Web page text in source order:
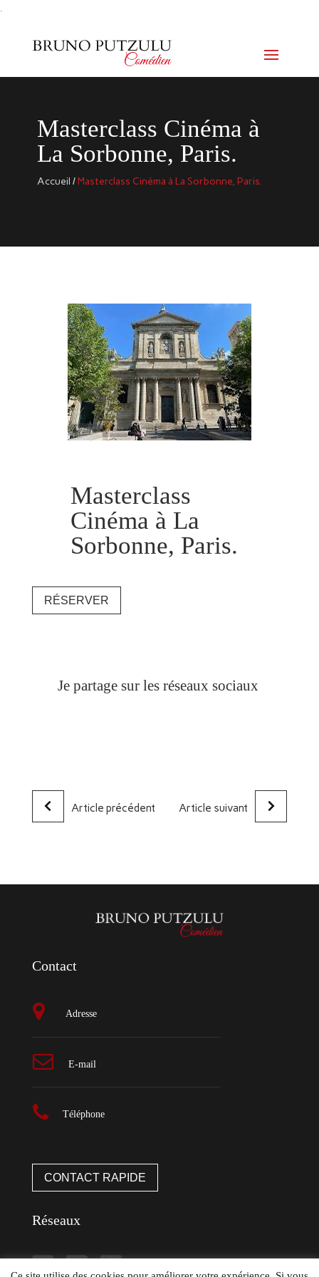
.
Masterclass Cinéma à
La Sorbonne, Paris.
Accueil /Masterclass Cinéma à La Sorbonne, Paris.
Masterclass
Cinéma à La
Sorbonne, Paris.
RÉSERVER
Je partage sur les réseaux sociaux
Article précédent Article suivant
Contact
Adresse
E-mail
Téléphone
CONTACT RAPIDE
Réseaux